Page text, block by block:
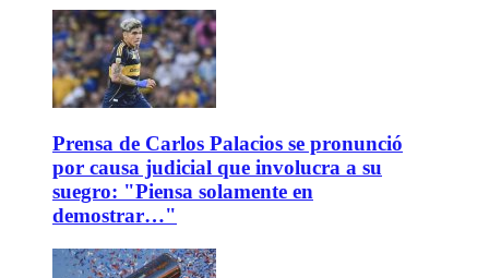
Prensa de Carlos Palacios se pronunció
por causa judicial que involucra a su
suegro: "Piensa solamente en
demostrar…"